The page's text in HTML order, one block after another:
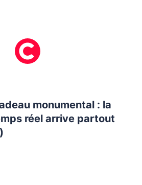
monumental : la
réel arrive partout